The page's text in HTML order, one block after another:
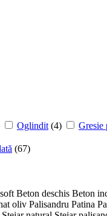
Oglindit (4) Gresie
(67)
Beton deschis Beton
oliv Palisandru Patina